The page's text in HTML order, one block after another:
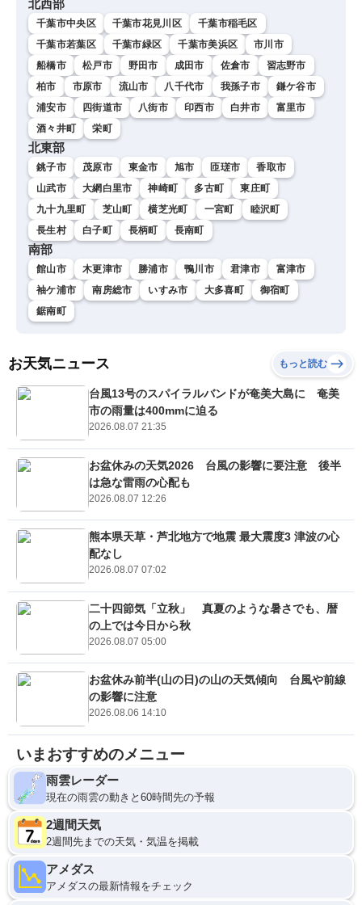
北西部
千葉市中央区 千葉市花見川区
千葉市稲毛区
千葉市若葉区
千葉市緑区 千葉市美浜区
市川市
船橋市
松戸市 野田市 成田市 佐倉市
習志野市
柏市
市原市 流山市 八千代市 我孫子市
鎌ケ谷市
浦安市
四街道市 八街市 印西市 白井市
富里市
酒々井町
栄町
北東部
銚子市 茂原市 東金市 旭市 匝瑳市
香取市
山武市
大網白里市 神崎町 多古町
東庄町
九十九里町
芝山町 横芝光町 一宮町
睦沢町
長生村
白子町 長柄町 長南町
南部
館山市 木更津市 勝浦市 鴨川市 君津市
富津市
袖ケ浦市
南房総市 いすみ市 大多喜町
御宿町
鋸南町
お天気ニュース もっと読む
台風13号のスパイラルバンドが奄美大島に 奄美
市の雨量は400mmに迫る
2026.08.07 21:35
お盆休みの天気2026 台風の影響に要注意 後半
は急な雷雨の心配も
2026.08.07 12:26
熊本県天草・芦北地方で地震 最大震度3 津波の心
配なし
2026.08.07 07:02
二十四節気「立秋」 真夏のような暑さでも、暦
の上では今日から秋
2026.08.07 05:00
お盆休み前半(山の日)の山の天気傾向 台風や前線
の影響に注意
2026.08.06 14:10
いまおすすめのメニュー
雨雲レーダー
現在の雨雲の動きと60時間先の予報
2週間天気
2週間先までの天気・気温を掲載
アメダス
アメダスの最新情報をチェック